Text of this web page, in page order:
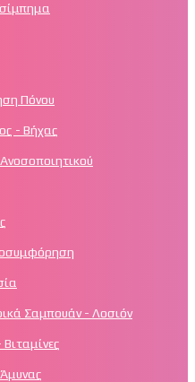
Πόνου
- Βήχας
Σαμπουάν - Λοσιόν
Βιταμίνες